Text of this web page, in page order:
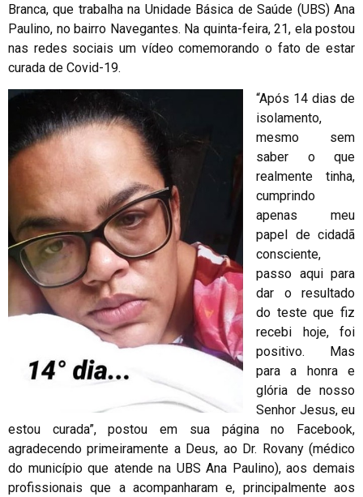
Branca, que trabalha na Unidade Básica de Saúde (UBS) Ana
Paulino, no bairro Navegantes. Na quinta-feira, 21, ela postou
nas redes sociais um vídeo comemorando o fato de estar
curada de Covid-19.
“Após 14 dias de
isolamento,
mesmo sem
saber o que
realmente tinha,
cumprindo
apenas meu
papel de cidadã
consciente,
passo aqui para
dar o resultado
do teste que fiz
recebi hoje, foi
positivo. Mas
para a honra e
glória de nosso
Senhor Jesus, eu
estou curada”, postou em sua página no Facebook,
agradecendo primeiramente a Deus, ao Dr. Rovany (médico
do município que atende na UBS Ana Paulino), aos demais
profissionais que a acompanharam e, principalmente aos